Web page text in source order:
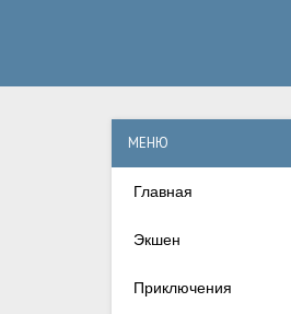
МЕНЮ
Главная
Экшен
Приключения